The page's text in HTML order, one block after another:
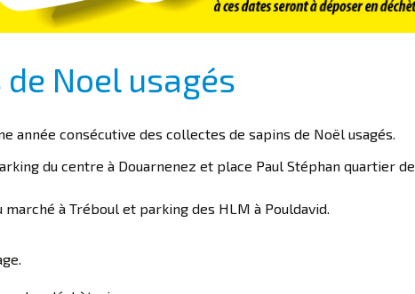
Noel usagés
année consécutive des collectes de sapins de Noël usagés.
du centre à Douarnenez et place Paul Stéphan quartier de
marché à Tréboul et parking des HLM à Pouldavid.